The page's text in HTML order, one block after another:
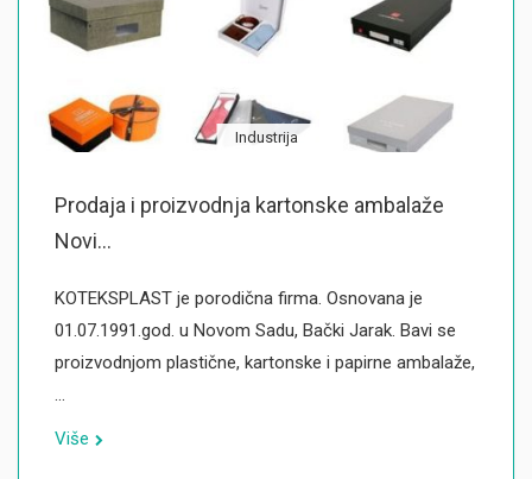
Industrija
Prodaja i proizvodnja kartonske ambalaže
Novi...
KOTEKSPLAST je porodična firma. Osnovana je
01.07.1991.god. u Novom Sadu, Bački Jarak. Bavi se
proizvodnjom plastične, kartonske i papirne ambalaže,
…
Više